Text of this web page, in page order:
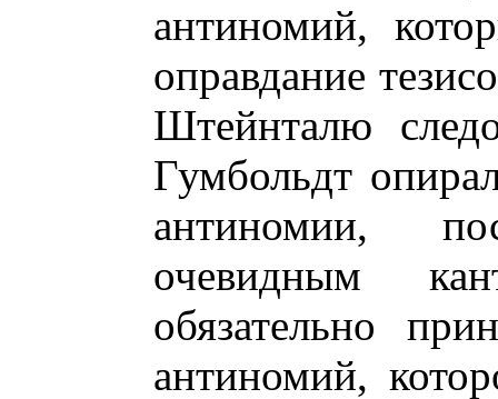
антиномий,
оправдание
Штейнталю
Гумбольдт
антиномии,
очевидным
обязательно
антиномий,